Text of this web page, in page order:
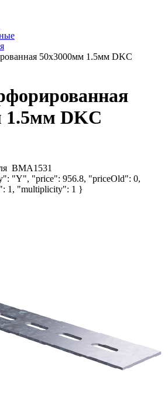
50х3000мм 1.5мм DKC
1.5мм DKC
BMA1531
"Y", "price": 956.8, "priceOld": 0,
1, "multiplicity": 1 }